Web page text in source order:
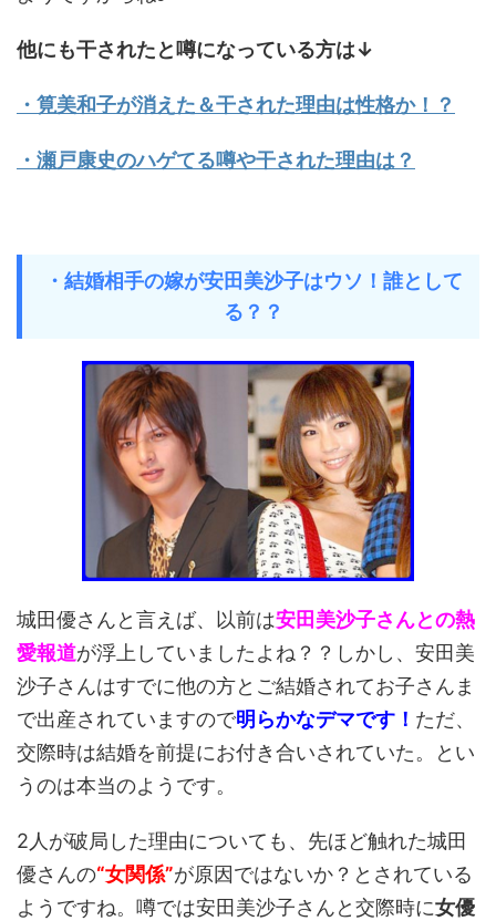
他にも干されたと噂になっている方は↓
・筧美和子が消えた＆干された理由は性格か！？
・瀬戸康史のハゲてる噂や干された理由は？
・結婚相手の嫁が安田美沙子はウソ！誰として
る？？
城田優さんと言えば、以前は安田美沙子さんとの熱
愛報道が浮上していましたよね？？しかし、安田美
沙子さんはすでに他の方とご結婚されてお子さんま
で出産されていますので明らかなデマです！ ただ、
交際時は結婚を前提にお付き合いされていた。とい
うのは本当のようです。
2人が破局した理由についても、先ほど触れた城田
優さんの“女関係”が原因ではないか？とされている
ようですね。噂では安田美沙子さんと交際時に女優